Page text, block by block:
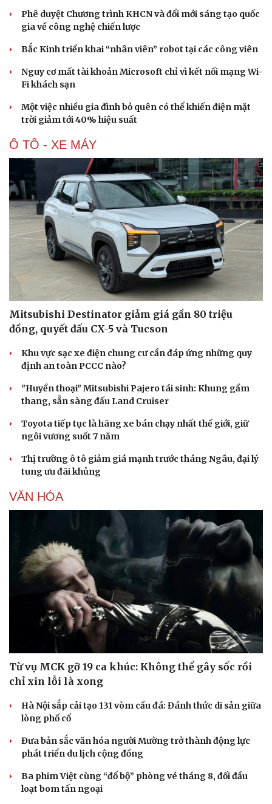
Sân khấu - Điện ảnh
Văn học
Âm nhạc
Di sản
Nghệ sĩ
Sao Việt
Phê duyệt Chương trình KHCN và đổi mới sáng tạo quốc
gia về công nghệ chiến lược
Bắc Kinh triển khai “nhân viên” robot tại các công viên
Nguy cơ mất tài khoản Microsoft chỉ vì kết nối mạng Wi-
Fi khách sạn
Một việc nhiều gia đình bỏ quên có thể khiến điện mặt
trời giảm tới 40% hiệu suất
Ô TÔ - XE MÁY
Mitsubishi Destinator giảm giá gần 80 triệu
đồng, quyết đấu CX-5 và Tucson
Khu vực sạc xe điện chung cư cần đáp ứng những quy
định an toàn PCCC nào?
"Huyền thoại" Mitsubishi Pajero tái sinh: Khung gầm
thang, sẵn sàng đấu Land Cruiser
Toyota tiếp tục là hãng xe bán chạy nhất thế giới, giữ
ngôi vương suốt 7 năm
Thị trường ô tô giảm giá mạnh trước tháng Ngâu, đại lý
tung ưu đãi khủng
VĂN HÓA
Từ vụ MCK gỡ 19 ca khúc: Không thể gây sốc rồi
chỉ xin lỗi là xong
Hà Nội sắp cải tạo 131 vòm cầu đá: Đánh thức di sản giữa
lòng phố cổ
Đưa bản sắc văn hóa người Mường trở thành động lực
phát triển du lịch cộng đồng
Ba phim Việt cùng “đổ bộ” phòng vé tháng 8, đối đầu
loạt bom tấn ngoại